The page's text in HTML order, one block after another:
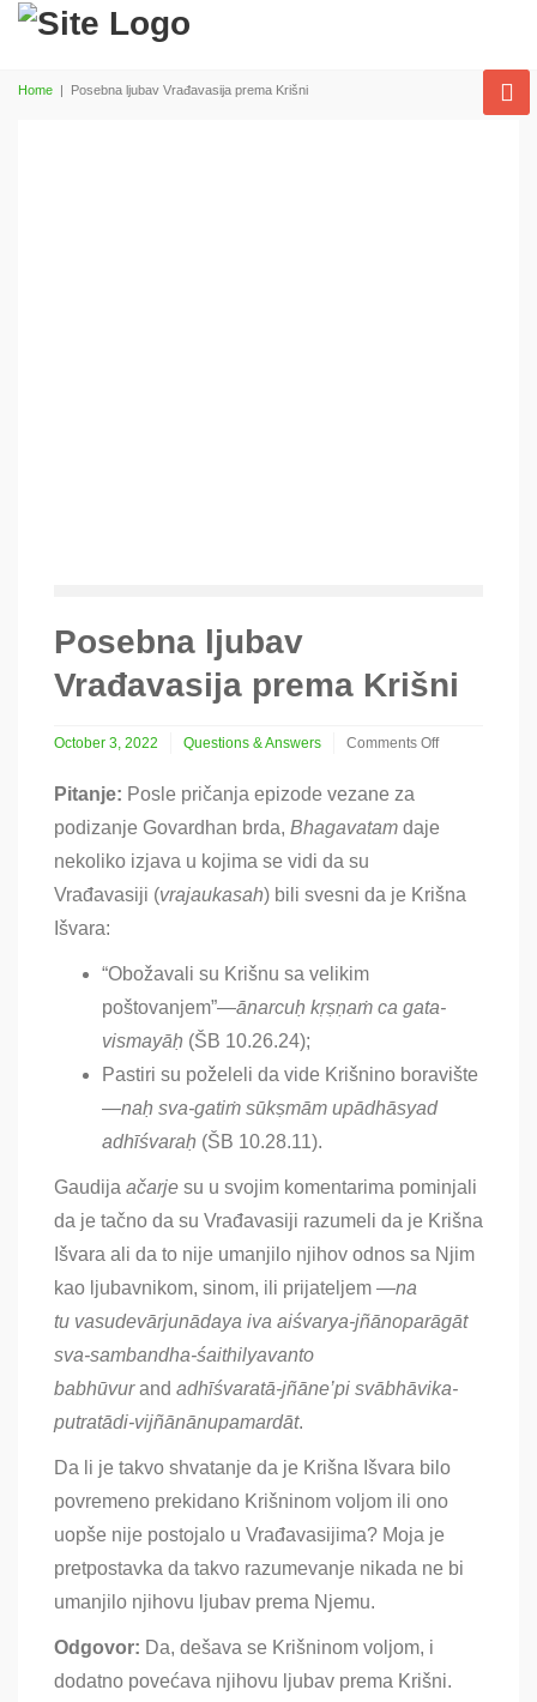
Home | Posebna ljubav Vrađavasija prema Krišni
Posebna ljubav
Vrađavasija prema Krišni
October 3, 2022 Questions & Answers
Comments Off
ljubav
Vrađavasija
Krišni
Pitanje: Posle pričanja epizode vezane za
podizanje Govardhan brda, Bhagavatam daje
nekoliko izjava u kojima se vidi da su
Vrađavasiji (vrajaukasah) bili svesni da je Krišna
Išvara:
“Obožavali su Krišnu sa velikim
poštovanjem”—ānarcuḥ kṛṣṇaṁ ca gata-
vismayāḥ (ŠB 10.26.24);
Pastiri su poželeli da vide Krišnino boravište
—naḥ sva-gatiṁ sūkṣmām upādhāsyad
adhīśvaraḥ (ŠB 10.28.11).
Gaudija ačarje su u svojim komentarima pominjali
da je tačno da su Vrađavasiji razumeli da je Krišna
Išvara ali da to nije umanjilo njihov odnos sa Njim
kao ljubavnikom, sinom, ili prijateljem —na
tu vasudevārjunādaya iva aiśvarya-jñānoparāgāt
sva-sambandha-śaithilyavanto
babhūvur and adhīśvaratā-jñāne’pi svābhāvika-
putratādi-vijñānānupamardāt.
Da li je takvo shvatanje da je Krišna Išvara bilo
povremeno prekidano Krišninom voljom ili ono
uopše nije postojalo u Vrađavasijima? Moja je
pretpostavka da takvo razumevanje nikada ne bi
umanjilo njihovu ljubav prema Njemu.
Odgovor: Da, dešava se Krišninom voljom, i
dodatno povećava njihovu ljubav prema Krišni.